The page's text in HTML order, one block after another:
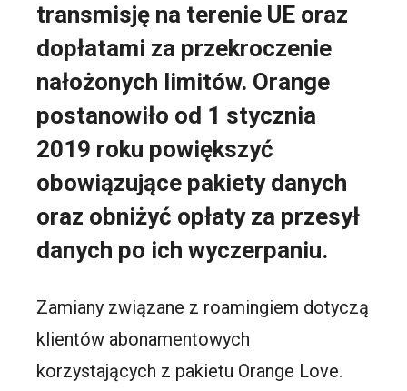
transmisję na terenie UE oraz
dopłatami za przekroczenie
nałożonych limitów. Orange
postanowiło od 1 stycznia
2019 roku powiększyć
obowiązujące pakiety danych
oraz obniżyć opłaty za przesył
danych po ich wyczerpaniu.
Zamiany związane z roamingiem dotyczą
klientów abonamentowych
korzystających z pakietu Orange Love.